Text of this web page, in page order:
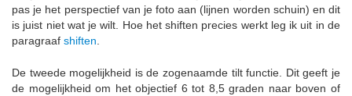
pas je het perspectief van je foto aan (lijnen worden schuin) en dit
is juist niet wat je wilt. Hoe het shiften precies werkt leg ik uit in de
paragraaf shiften
De tweede mogelijkheid is de zogenaamde tilt functie. Dit geeft je
de mogelijkheid om het objectief 6 tot 8,5 graden naar boven of